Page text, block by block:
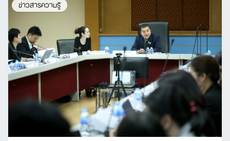
ข่าวสารความรู้